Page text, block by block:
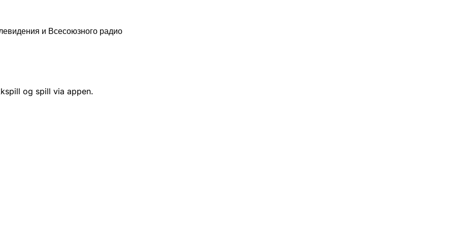
и Всесоюзного радио
og spill via appen.